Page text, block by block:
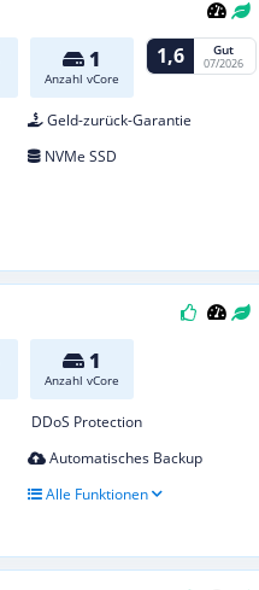
1
Anzahl vCore
1,6 Gut
07/2026
Geld-zurück-Garantie
NVMe SSD
1
Anzahl vCore
DDoS Protection
Automatisches Backup
Alle Funktionen